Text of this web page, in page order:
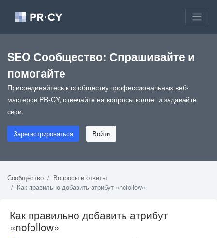
SEO Сообщество: Спрашивайте и
помогайте
Присоединяйтесь к сообществу профессиональных веб-
мастеров PR-CY, отвечайте на вопросы коллег и задавайте
свои.
Зарегистрироваться Войти
Сообщество
Вопросы и ответы
Как правильно добавить атрибут «nofollow»
Как правильно добавить атрибут
«nofollow»